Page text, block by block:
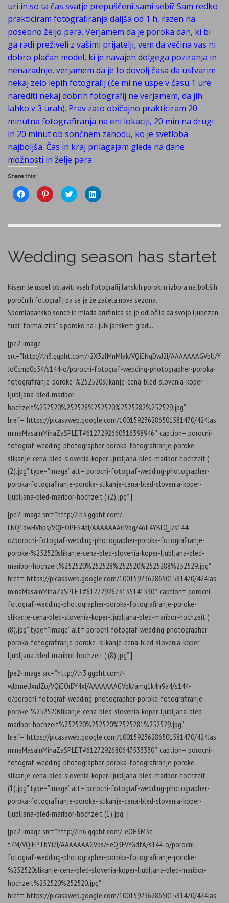
uri in so ta čas svatje prepuščeni sami sebi? Sam redko
prakticiram fotografiranja daljša od 1 h, razen na
posebno željo para. Verjamem da je poroka dan, ki bi
ga radi preživeli z vašimi prijatelji, vem da večina vas ni
dobro plačan model, ki je navajen dolgega poziranja in
nenazadnje, verjamem da je to dovolj časa da ustvarim
nekaj zelo lepih fotografij (če mi ne uspe v času 1 ure
narediti nekaj dobrih fotografij ne verjamem, da jih
lahko v 3 urah). Prav zato običajno prakticiram 20
minutna fotografiranja na eni lokaciji, 20 min na drugi
in 20 minut ob sončnem zahodu, ko je svetloba
najboljša. Čas in kraj prilagajam glede na dane
možnosti in želje para.
Share this:
C
l
t
o
r
e
a
c
e
b
o
k
(
e
n
s
n
e
w
n
o
w
)
C
l
t
o
r
e
n
t
e
e
t
e
n
s
i
n
e
w
i
d
o
w
)
C
l
t
o
r
e
o
w
i
t
t
r
O
i
n
w
i
d
w
)
C
l
t
o
r
e
i
n
k
e
d
I
n
(
n
s
n
e
n
o
w
)
Wedding season has startet
Nisem še uspel objaviti vseh fotografij lanskih porok in izbora najboljših
poročnih fotografij pa se je že začela nova sezona.
Spomladansko sonce in mlada družinica se je odločila da svojo ljubezen
tudi “formalizira” s poroko na Ljubljanskem gradu.
[pe2-image
src=”http://lh3.ggpht.com/-2X3zlMnMIak/VQiENgDwJ2I/AAAAAAAGVbU/Y
JoCcmp0q54/s144-o/porocni-fotograf-wedding-photographer-poroka-
fotografiranje-poroke-%252520slikanje-cena-bled-slovenia-koper-
ljubljana-bled-maribor-
hochzeit%252520%252528%252520%2525282%252529.jpg”
href=”https://picasaweb.google.com/100159236286501581470/424Jas
minaMasaInMihaZaSPLET#6127292660516398946″ caption=”porocni-
fotograf-wedding-photographer-poroka-fotografiranje-poroke-
slikanje-cena-bled-slovenia-koper-ljubljana-bled-maribor-hochzeit (
(2).jpg” type=”image” alt=”porocni-fotograf-wedding-photographer-
poroka-fotografiranje-poroke- slikanje-cena-bled-slovenia-koper-
ljubljana-bled-maribor-hochzeit ( (2).jpg” ]
[pe2-image src=”http://lh3.ggpht.com/-
LNQ1dwHVbps/VQiEOPES4dI/AAAAAAAGVbg/46Jl4YBLQ_I/s144-
o/porocni-fotograf-wedding-photographer-poroka-fotografiranje-
poroke-%252520slikanje-cena-bled-slovenia-koper-ljubljana-bled-
maribor-hochzeit%252520%252528%252520%2525288%252529.jpg”
href=”https://picasaweb.google.com/100159236286501581470/424Jas
minaMasaInMihaZaSPLET#6127292673135141330″ caption=”porocni-
fotograf-wedding-photographer-poroka-fotografiranje-poroke-
slikanje-cena-bled-slovenia-koper-ljubljana-bled-maribor-hochzeit (
(8).jpg” type=”image” alt=”porocni-fotograf-wedding-photographer-
poroka-fotografiranje-poroke- slikanje-cena-bled-slovenia-koper-
ljubljana-bled-maribor-hochzeit ( (8).jpg” ]
[pe2-image src=”http://lh3.ggpht.com/-
wJpmeUxnJZo/VQiEOrDY4xI/AAAAAAAGVbk/amg1k4rr9a4/s144-
o/porocni-fotograf-wedding-photographer-poroka-fotografiranje-
poroke-%252520slikanje-cena-bled-slovenia-koper-ljubljana-bled-
maribor-hochzeit%252520%252520%2525281%252529.jpg”
href=”https://picasaweb.google.com/100159236286501581470/424Jas
minaMasaInMihaZaSPLET#6127292680647533330″ caption=”porocni-
fotograf-wedding-photographer-poroka-fotografiranje-poroke-
slikanje-cena-bled-slovenia-koper-ljubljana-bled-maribor-hochzeit
(1).jpg” type=”image” alt=”porocni-fotograf-wedding-photographer-
poroka-fotografiranje-poroke- slikanje-cena-bled-slovenia-koper-
ljubljana-bled-maribor-hochzeit (1).jpg” ]
[pe2-image src=”http://lh6.ggpht.com/-eOH6M3c-
t7M/VQiEPTbYJ7I/AAAAAAAGVbs/EeQ3FVYGdfA/s144-o/porocni-
fotograf-wedding-photographer-poroka-fotografiranje-poroke-
%252520slikanje-cena-bled-slovenia-koper-ljubljana-bled-maribor-
hochzeit%252520%252520.jpg”
href=”https://picasaweb.google.com/100159236286501581470/424Jas